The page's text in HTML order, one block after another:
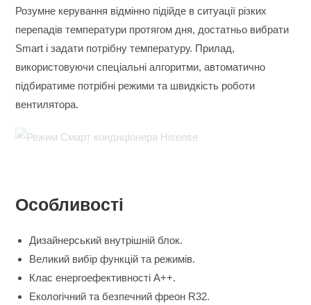
Розумне керування відмінно підійде в ситуації різких
перепадів температури протягом дня, достатньо вибрати
Smart і задати потрібну температуру. Прилад,
використовуючи спеціальні алгоритми, автоматично
підбиратиме потрібні режими та швидкість роботи
вентилятора.
Особливості
Дизайнерський внутрішній блок.
Великий вибір функцій та режимів.
Клас енергоефективності А++.
Екологічний та безпечний фреон R32.